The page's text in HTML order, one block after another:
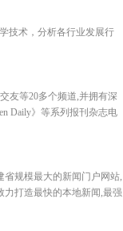
技术，分析各行业发展行
友等20多个频道,并拥有深
Daily》等系列报刊杂志电
省规模最大的新闻门户网站,
力打造最快的本地新闻,最强